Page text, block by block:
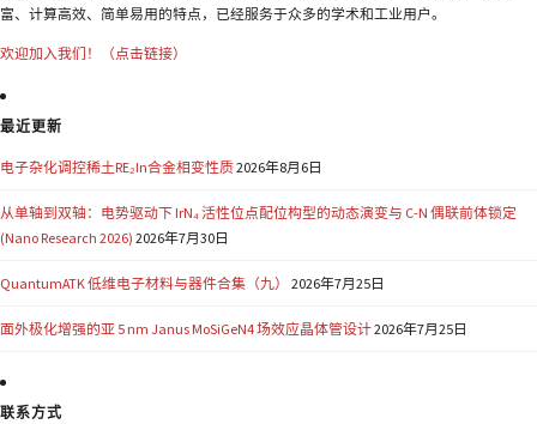
富、计算高效、简单易用的特点，已经服务于众多的学术和工业用户。
欢迎加入我们！（点击链接）
最近更新
电子杂化调控稀土RE₂In合金相变性质2026年8月6日
从单轴到双轴：电势驱动下 IrN₄ 活性位点配位构型的动态演变与 C-N 偶联前体锁定
(Nano Research 2026) 2026年7月30日
QuantumATK 低维电子材料与器件合集（九） 2026年7月25日
面外极化增强的亚 5 nm Janus MoSiGeN4 场效应晶体管设计2026年7月25日
联系方式